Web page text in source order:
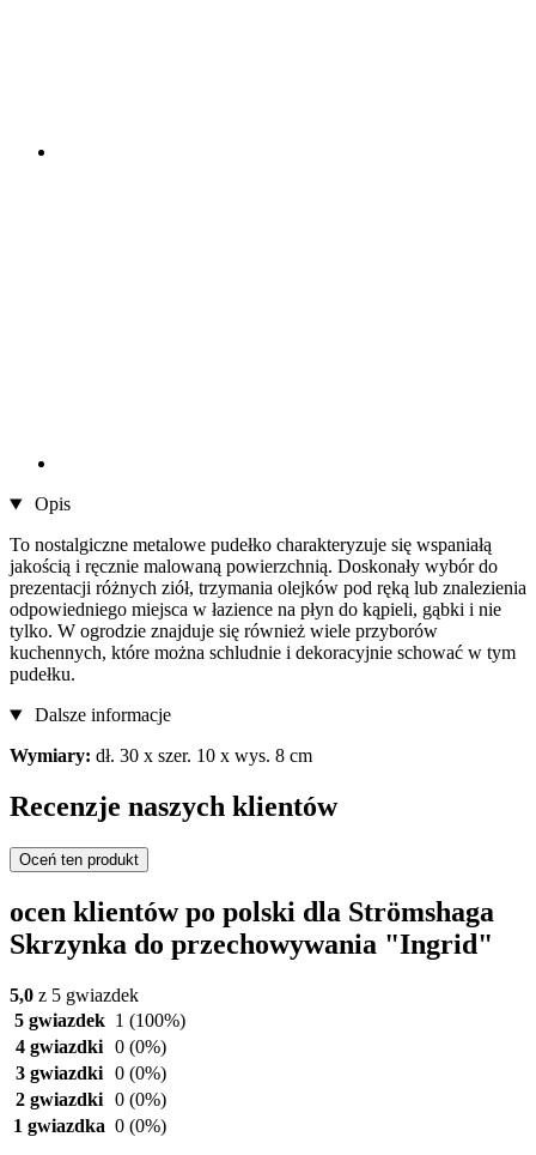
Opis
To nostalgiczne metalowe pudełko charakteryzuje się wspaniałą
jakością i ręcznie malowaną powierzchnią. Doskonały wybór do
prezentacji różnych ziół, trzymania olejków pod ręką lub znalezienia
odpowiedniego miejsca w łazience na płyn do kąpieli, gąbki i nie
tylko. W ogrodzie znajduje się również wiele przyborów
kuchennych, które można schludnie i dekoracyjnie schować w tym
pudełku.
Dalsze informacje
Wymiary: dł. 30 x szer. 10 x wys. 8 cm
Recenzje naszych klientów
Oceń ten produkt
ocen klientów po polski dla Strömshaga
Skrzynka do przechowywania "Ingrid"
5,0 z 5 gwiazdek
5 gwiazdek 1 (100%)
4 gwiazdki 0 (0%)
3 gwiazdki 0 (0%)
2 gwiazdki 0 (0%)
1 gwiazdka 0 (0%)